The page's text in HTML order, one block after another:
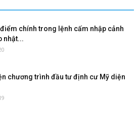
chính trong lệnh cấm nhập cảnh
nhật...
chương trình đầu tư định cư Mỹ diện